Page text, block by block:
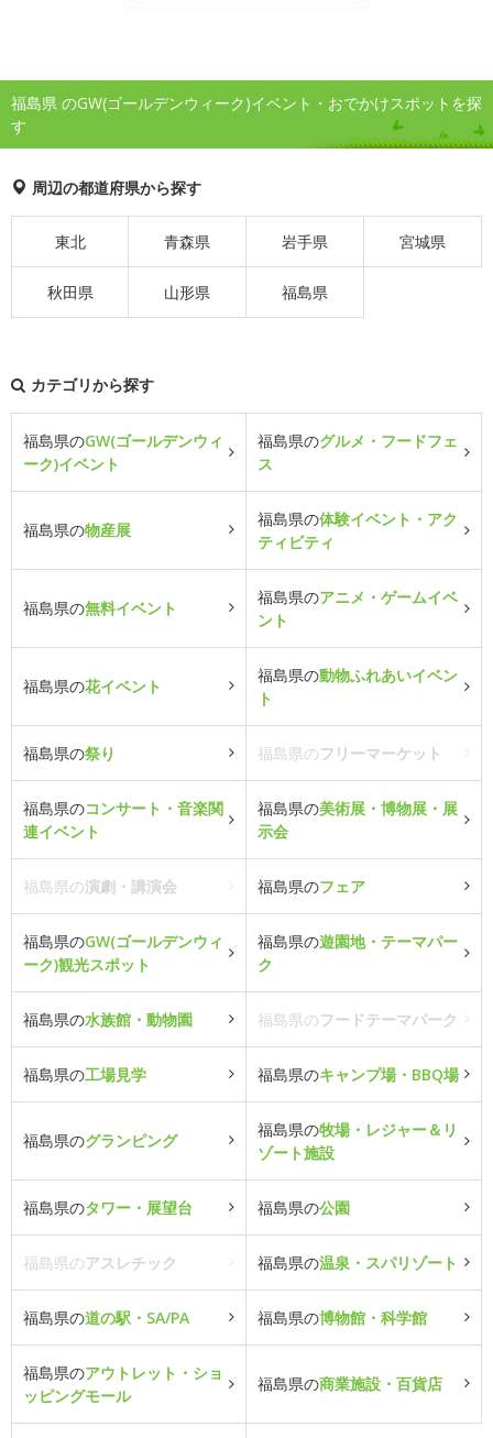
福島県 のGW(ゴールデンウィーク)イベント・おでかけスポットを探
す
周辺の都道府県から探す
東北 青森県 岩手県 宮城県
秋田県 山形県 福島県
カテゴリから探す
福島県のGW(ゴールデンウィ
ーク)イベント
福島県のグルメ・フードフェ
ス
福島県の物産展
福島県の体験イベント・アク
ティビティ
福島県の無料イベント
福島県のアニメ・ゲームイベ
ント
福島県の花イベント
福島県の動物ふれあいイベン
ト
福島県の祭り 福島県のフリーマーケット
福島県のコンサート・音楽関
連イベント
福島県の美術展・博物展・展
示会
福島県の演劇・講演会 福島県のフェア
福島県のGW(ゴールデンウィ
ーク)観光スポット
福島県の遊園地・テーマパー
ク
福島県の水族館・動物園 福島県のフードテーマパーク
福島県の工場見学 福島県のキャンプ場・BBQ場
福島県のグランピング
福島県の牧場・レジャー＆リ
ゾート施設
福島県のタワー・展望台 福島県の公園
福島県のアスレチック 福島県の温泉・スパリゾート
福島県の道の駅・SA/PA 福島県の博物館・科学館
福島県のアウトレット・ショ
ッピングモール
福島県の商業施設・百貨店